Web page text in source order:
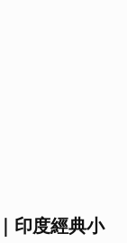
印度經典小